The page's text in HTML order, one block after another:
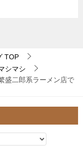
TOP
シマシ
盛二郎系ラーメン店で